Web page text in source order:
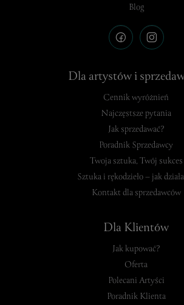
Blog
Dla artystów i
Cennik wyróżnień
Najczęstsze pytania
Jak sprzedawać?
Poradnik Sprzedawcy
Twoja sztuka, Twój sukces
Sztuka i rękodzieło – jak
Kontakt dla sprzedawców
Dla Klientów
Jak kupować?
Oferta
Polecani Artyści
Poradnik Klienta